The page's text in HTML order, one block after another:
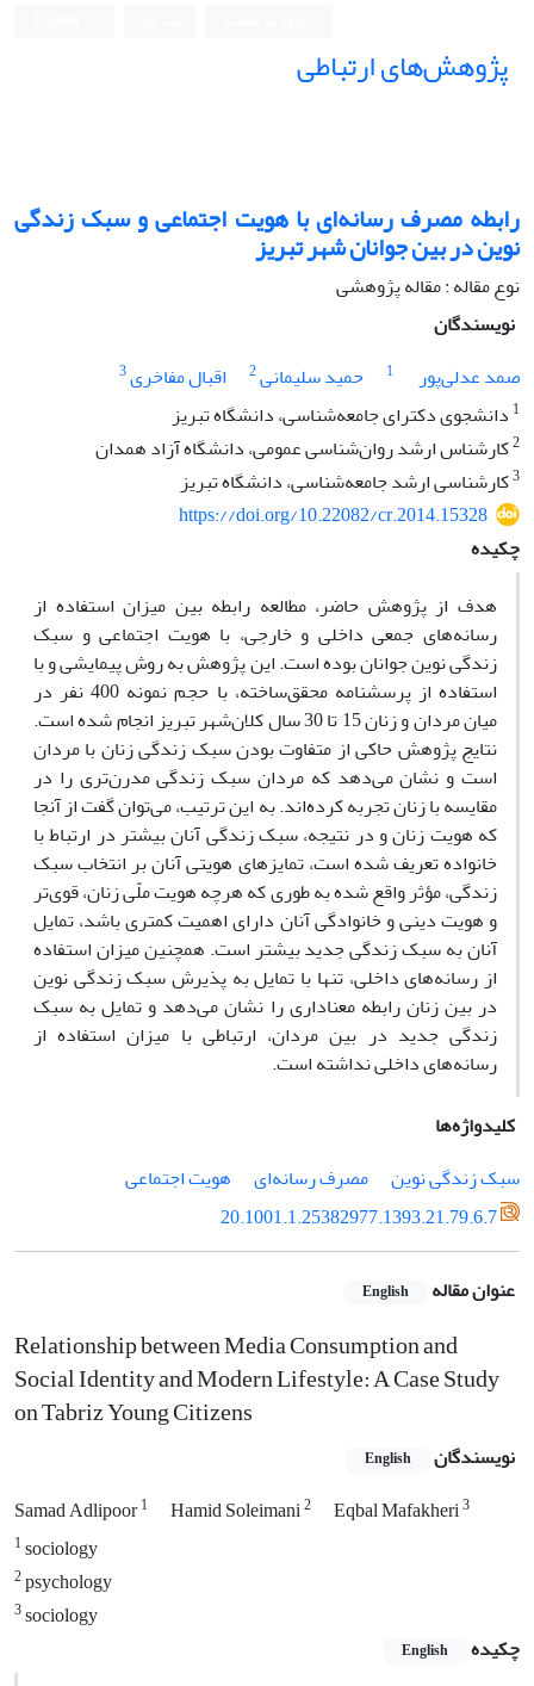
پژوهش‌های ارتباطی
رابطه مصرف رسانه‌ای با هویت اجتماعی و سبک زندگی
نوین در بین جوانان شهر تبریز
نوع مقاله : مقاله پژوهشی
نویسندگان
صمد عدلی‌پور
1 حمید سلیمانی2 اقبال مفاخری3
1 دانشجوی دکترای جامعه‌شناسی، دانشگاه تبریز
2کارشناس ‌ارشد روان‌شناسی عمومی، دانشگاه آزاد همدان
3کارشناسی ‌ارشد جامعه‌شناسی، دانشگاه تبریز
https://doi.org/10.22082/cr.2014.15328
چکیده
هدف از پژوهش حاضر، مطالعه رابطه بین میزان استفاده از
رسانه‌های جمعی داخلی و خارجی، با هویت اجتماعی و سبک
زندگی نوین جوانان بوده است. این پژوهش به روش پیمایشی و با
استفاده از پرسشنامه محقق‌ساخته، با حجم نمونه 400 نفر در
میان مردان و زنان 15 تا 30 سال کلان‌شهر تبریز انجام شده است.
نتایج پژوهش حاکی از متفاوت بودن سبک زندگی زنان با مردان
است و نشان می‌دهد که مردان سبک زندگی مدرن‌تری را در
مقایسه با زنان تجربه کرده‌اند. به این ترتیب، می‌توان گفت از آنجا
که هویت زنان و در نتیجه، سبک زندگی آنان بیشتر در ارتباط با
خانواده تعریف شده است، تمایزهای هویتی آنان بر انتخاب سبک
زندگی، مؤثر واقع شده به طوری که هرچه هویت ملّی زنان، قوی‌تر
و هویت دینی و خانوادگی آنان دارای اهمیت کمتری باشد، تمایل
آنان به سبک زندگی جدید بیشتر است. همچنین میزان استفاده
از رسانه‌های داخلی، تنها با تمایل به پذیرش سبک زندگی نوین
در بین زنان رابطه معناداری را نشان می‌دهد و تمایل به سبک
زندگی جدید در بین مردان، ارتباطی با میزان استفاده از
رسانه‌های داخلی نداشته است.
کلیدواژه‌ها
سبک زندگی نوین
مصرف رسانه‌ای
هویت اجتماعی
20.1001.1.25382977.1393.21.79.6.7
عنوان مقاله English
Relationship between Media Consumption and
Social Identity and Modern Lifestyle: A Case Study
on Tabriz Young Citizens
نویسندگان English
Samad Adlipoor1 Hamid Soleimani2 Eqbal Mafakheri3
1sociology
2psychology
3sociology
چکیده
English